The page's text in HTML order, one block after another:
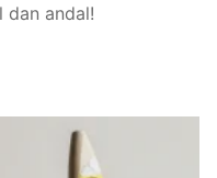
andal!